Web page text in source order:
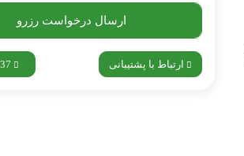
ارسال درخواست رزرو
ارتباط با پشتیبانی